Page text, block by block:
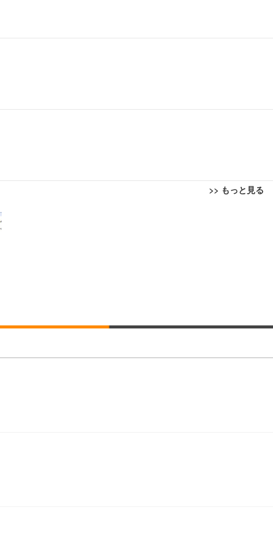
>> もっと見る
面昇降 強化ナイロン樹脂ベース 通気性メッシュ 在宅ワーク H-WY01
跳ね上げ式アームレスト 3Dヘッドレスト ハンガー付き 高反発クッ
整 スイベル VESA対応 ComfortView ビジネス向け
1) (ケース販売)